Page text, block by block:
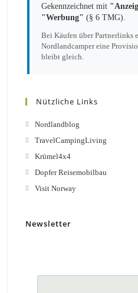
Gekennzeichnet mit
"Werbung" (§ 6 TMG).
Bei Käufen über Partnerlinks
Nordlandcamper eine
bleibt gleich.
Nützliche Links
Nordlandblog
TravelCampingLiving
Krümel4x4
Dopfer Reisemobilbau
Visit Norway
Newsletter